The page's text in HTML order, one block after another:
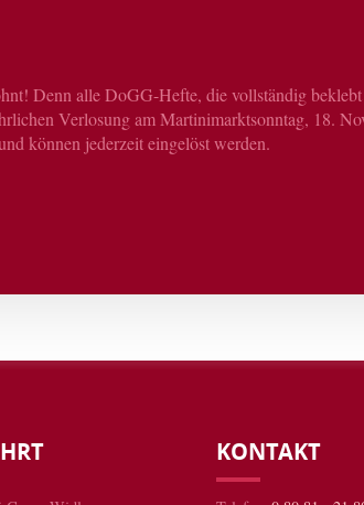
Denn alle DoGG-Hefte, die vollständig
Verlosung am Martinimarktsonntag, 18.
können jederzeit eingelöst werden.
KONTAKT